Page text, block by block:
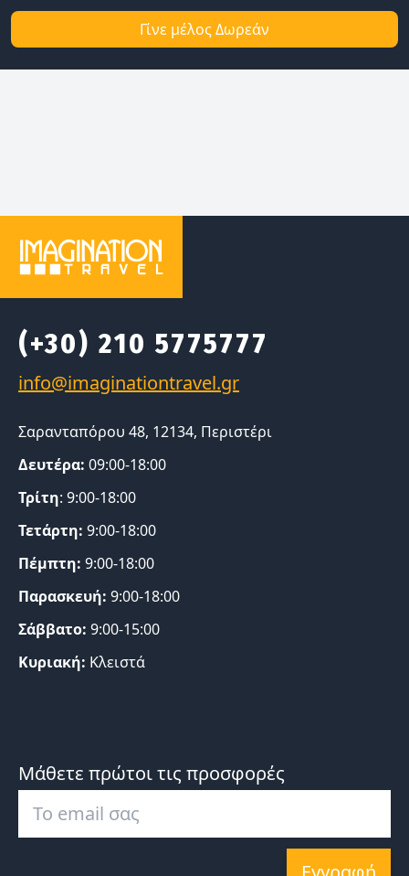
Γίνε μέλος Δωρεάν
(+30) 210 5775777
Σαρανταπόρου 48, 12134, Περιστέρι
Δευτέρα: 09:00-18:00
Τρίτη: 9:00-18:00
Τετάρτη: 9:00-18:00
Πέμπτη: 9:00-18:00
Παρασκευή: 9:00-18:00
Σάββατο: 9:00-15:00
Κυριακή: Κλειστά
Μάθετε πρώτοι τις προσφορές